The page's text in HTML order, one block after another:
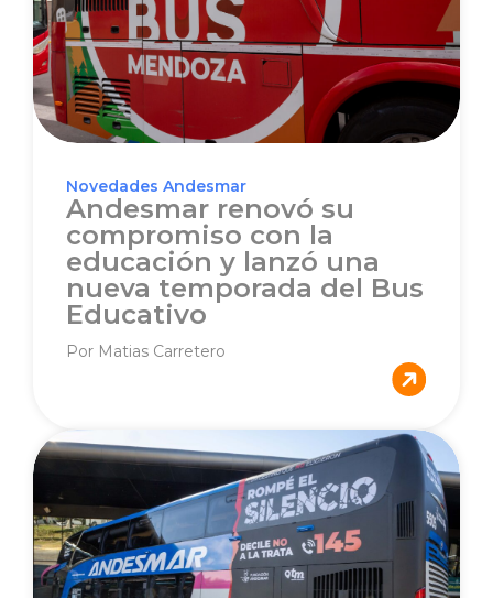
Novedades Andesmar
Andesmar renovó su
compromiso con la
educación y lanzó una
nueva temporada del Bus
Educativo
Por Matias Carretero